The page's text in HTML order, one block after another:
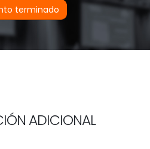
terminado
ADICIONAL